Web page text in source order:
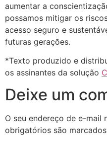
aumentar a
possamos mitigar os
acesso seguro e
futuras gerações.
*Texto produzido e
os assinantes da solução
Deixe um
O seu endereço de e-mail
obrigatórios são